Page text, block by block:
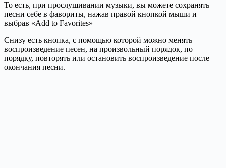
То есть, при прослушивании музыки, вы можете сохранять
песни себе в фавориты, нажав правой кнопкой мыши и
выбрав «Add to Favorites»
Снизу есть кнопка, с помощью которой можно менять
воспроизведение песен, на произвольный порядок, по
порядку, повторять или остановить воспроизведение после
окончания песни.